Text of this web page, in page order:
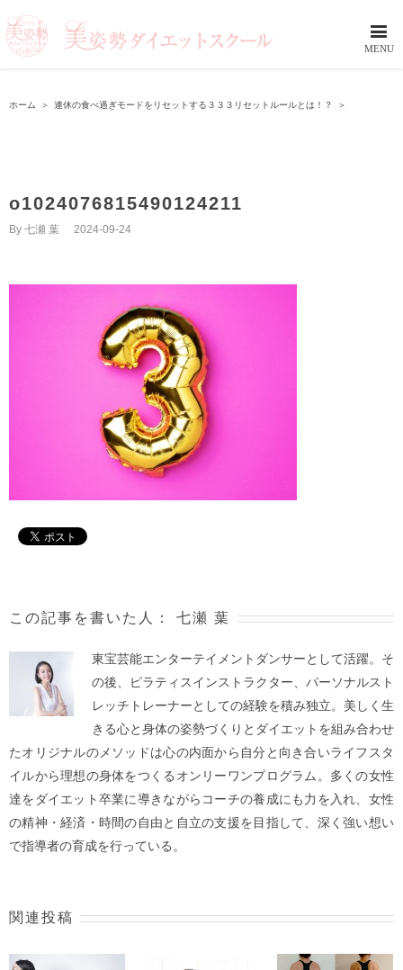
ホーム ＞ 連休の食べ過ぎモードをリセットする３３３リセットルールとは！？ ＞
o1024076815490124211
By 七瀬 葉 2024-09-24
この記事を書いた人： 七瀬 葉
東宝芸能エンターテイメントダンサーとして活躍。そ
の後、ピラティスインストラクター、パーソナルスト
レッチトレーナーとしての経験を積み独立。美しく生
きる心と身体の姿勢づくりとダイエットを組み合わせ
たオリジナルのメソッドは心の内面から自分と向き合いライフスタ
イルから理想の身体をつくるオンリーワンプログラム。多くの女性
達をダイエット卒業に導きながらコーチの養成にも力を入れ、女性
の精神・経済・時間の自由と自立の支援を目指して、深く強い想い
で指導者の育成を行っている。
関連投稿